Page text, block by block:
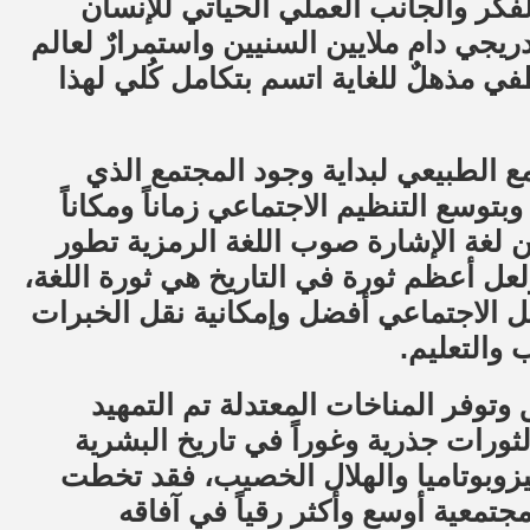
والجانب العملي الحياتي للإنسان
دام ملايين السنيين واستمرارٌ لعالم
مذهلٌ للغاية اتسم بتكامل كُلي لهذا
الطبيعي لبداية وجود المجتمع الذي
التنظيم الاجتماعي زماناً ومكاناً
لغة الإشارة صوب اللغة الرمزية تطور
أعظم ثورة في التاريخ هي ثورة اللغة،
الاجتماعي أفضل وإمكانية نقل الخبرات
والتعليم.
المناخات المعتدلة تم التمهيد
الثورات جذرية وغوراً في تاريخ البشرية
والهلال الخصيب، فقد تخطت
أوسع وأكثر رقياً في آفاقه